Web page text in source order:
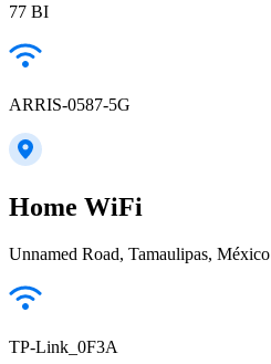
77 BI
ARRIS-0587-5G
Home WiFi
Unnamed Road, Tamaulipas, México
TP-Link_0F3A